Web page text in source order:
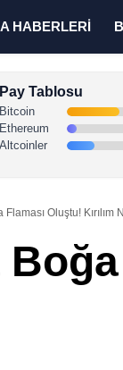
HABERLERİ
Pay Tablosu
Bitcoin
Ethereum
Altcoinler
Flaması Oluştu! Kırılım